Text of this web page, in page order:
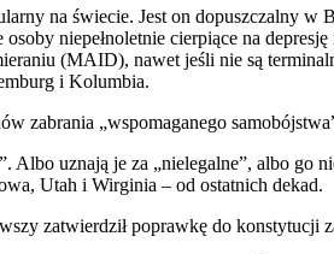
na świecie. Jest on
niepełnoletnie cierpiące na
(MAID), nawet jeśli nie są
i Kolumbia.
zabrania „wspomaganego
Albo uznają je za „nielegalne”, albo
Utah i Wirginia – od ostatnich dekad.
zatwierdził poprawkę do konstytucji